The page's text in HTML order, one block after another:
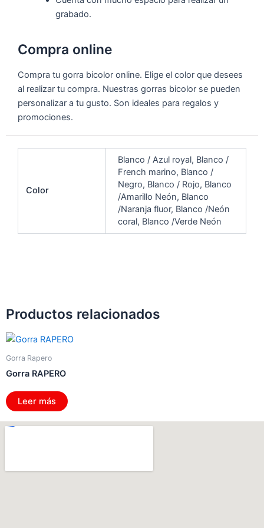
grabado.
Compra online
Compra tu gorra bicolor online. Elige el color que desees
al realizar tu compra. Nuestras gorras bicolor se pueden
personalizar a tu gusto. Son ideales para regalos y
promociones.
Color
Blanco / Azul royal, Blanco /
French marino, Blanco /
Negro, Blanco / Rojo, Blanco
/Amarillo Neón, Blanco
/Naranja fluor, Blanco /Neón
coral, Blanco /Verde Neón
Productos relacionados
Gorra Rapero
Gorra RAPERO
Leer más